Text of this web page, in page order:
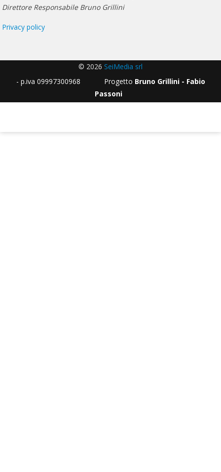
Direttore Responsabile Bruno Grillini
Privacy policy
© 2026 SeiMedia srl
- p.iva 09997300968 Progetto Bruno Grillini - Fabio
Passoni